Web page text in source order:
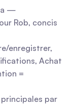
—
Rob, concis
enregistrer,
Achat
=
par